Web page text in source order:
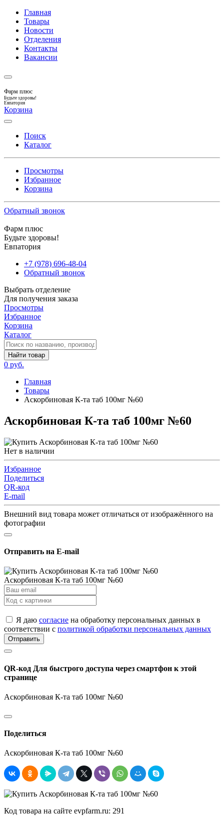
Главная
Товары
Новости
Отделения
Контакты
Вакансии
Фарм плюс
Будьте здоровы!
Евпатория
Корзина
Поиск
Каталог
Просмотры
Избранное
Корзина
Обратный звонок
Фарм плюс
Будьте здоровы!
Евпатория
+7 (978) 696-48-04
Обратный звонок
Выбрать отделение
Для получения заказа
Просмотры
Избранное
Корзина
Каталог
Найти товар
0 руб.
Главная
Товары
Аскорбиновая К-та таб 100мг №60
Аскорбиновая К-та таб 100мг №60
Нет в наличии
Избранное
Поделиться
QR-код
E-mail
Внешний вид товара может отличаться от изображённого на
фотографии
Отправить на E-mail
Аскорбиновая К-та таб 100мг №60
Я даю согласие на обработку персональных данных в
соответствии с политикой обработки персональных данных
Отправить
QR-код Для быстрого доступа через смартфон к этой
странице
Аскорбиновая К-та таб 100мг №60
Поделиться
Аскорбиновая К-та таб 100мг №60
Код товара на сайте evpfarm.ru: 291